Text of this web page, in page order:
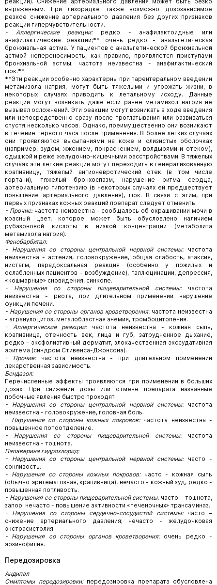
выраженным. При лихорадке также возможно дозозависимое
резкое снижение артериального давления без других признаков
реакции гиперчувствительности.
- Аллергические реакции:редко - анафилактоидные или
анафилактические
реакции;** очень редко - анальгетическая
бронхиальная астма. У пациентов с анальгетической бронхиальной
астмой непереносимость, как правило, проявляется приступами
бронхиальной астмы; частота неизвестна - анафилактический
шок.**
**Эти реакции особенно характерны при парентеральном введении
метамизола натрия, могут быть тяжелыми и угрожать жизни, в
некоторых случаях приводить к летальному исходу. Данные
реакции могут возникать даже если ранее метамизол натрия не
вызывал осложнений. Эти реакции могут возникать в ходе введения
или непосредственно сразу после проглатывания или развиваться
спустя несколько часов. Однако, преимущественно они возникают
в течение первого часа после применения. В более легких случаях
они проявляются высыпаниями на коже и слизистых оболочках
(например, зудом, жжением, покраснением, волдырями и отеком),
одышкой и реже желудочно-кишечными расстройствами. В тяжелых
случаях эти легкие реакции могут переходить в генерализованную
крапивницу, тяжелый ангионевротический отек (в том числе
гортани), тяжелый бронхоспазм, нарушение ритма сердца,
артериальную гипотензию (в некоторых случаях ей предшествует
повышение артериального давления), шок. В связи с этим, при
первых признаках кожных реакций препарат следует отменить.
- Прочие:частота неизвестна - сообщалось об окрашивании мочи в
красный цвет, которое может быть обусловлено наличием
рубазоновой кислоты в низкой концентрации (метаболита
метамизола натрия).
Фенобарбитал:
- Нарушения со стороны центральной нервной системы:частота
неизвестна - астения, головокружение, общая слабость, атаксия,
нистагм, парадоксальная реакция (особенно у пожилых и
ослабленных пациентов - возбуждение), галлюцинации, депрессия,
«кошмарные» сновидения, синкопе.
- Нарушения со стороны пищеварительной системы:частота
неизвестна - рвота, при длительном применении нарушение
функции печени.
- Нарушения со стороны органов кроветворения:частота неизвестна
- агранулоцитоз, мегалобластная анемия, тромбоцитопения.
- Аллергические реакции:частота неизвестна - кожная сыпь,
крапивница, отечность
век, лица и губ, затрудненное дыхание,
редко – эксфолиативный дерматит, злокачественная экссудативная
эритема (синдром Стивенса-Джонсона).
- Прочие:частота неизвестна - при длительном применении
лекарственная зависимость.
Бендазол:
Перечисленные эффекты проявляются при применении в больших
дозах. При снижении дозы или отмене препарата названные
побочные явления быстро проходят.
- Нарушения со стороны центральной нервной системы:частота
неизвестна - головокружение, головная боль.
- Нарушения со стороны кожных покровов:частота неизвестна -
повышенное потоотделение.
- Нарушения со стороны пищеварительной системы:частота
неизвестна - тошнота.
Папаверина гидрохлорид:
- Нарушения со стороны центральной нервной системы:часто -
сонливость.
- Нарушения со стороны кожных покровов:часто - кожная сыпь
(обычно эритематозная, крапивница), нечасто - кожный зуд, редко -
повышенная потливость.
- Нарушения со стороны пищеварительной системы:часто - тошнота,
запор; нечасто - повышение активности «печеночных» трансаминаз.
- Нарушения со стороны сердечно-сосудистой системы:часто –
снижение
артериального давления; нечасто - желудочковая
экстрасистолия.
- Нарушения со стороны органов кроветворения:очень редко -
эозинофилия.
Передозировка
Андипал
Симптомы передозировки:передозировка препарата обусловлена